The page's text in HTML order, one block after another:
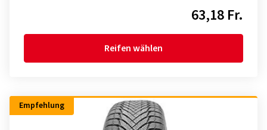
63,18 Fr.
Reifen wählen
Empfehlung